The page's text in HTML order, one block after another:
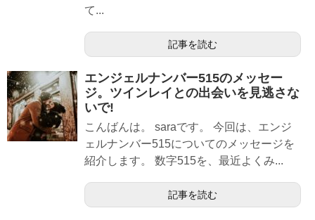
て...
記事を読む
エンジェルナンバー515のメッセー
ジ。ツインレイとの出会いを見逃さな
いで!
こんばんは。 saraです。 今回は、エンジ
ェルナンバー515についてのメッセージを
紹介します。 数字515を、最近よくみ...
記事を読む